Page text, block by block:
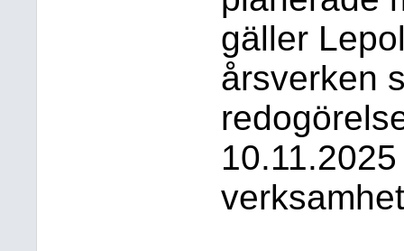
gäller
årsverken
10.11.2025